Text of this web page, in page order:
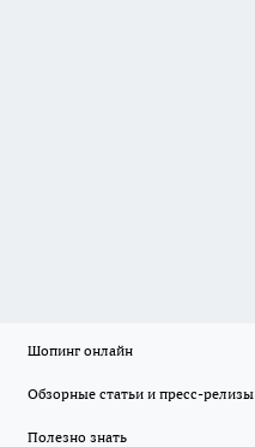
Шопинг онлайн
Обзорные статьи и пресс-релизы
Полезно знать